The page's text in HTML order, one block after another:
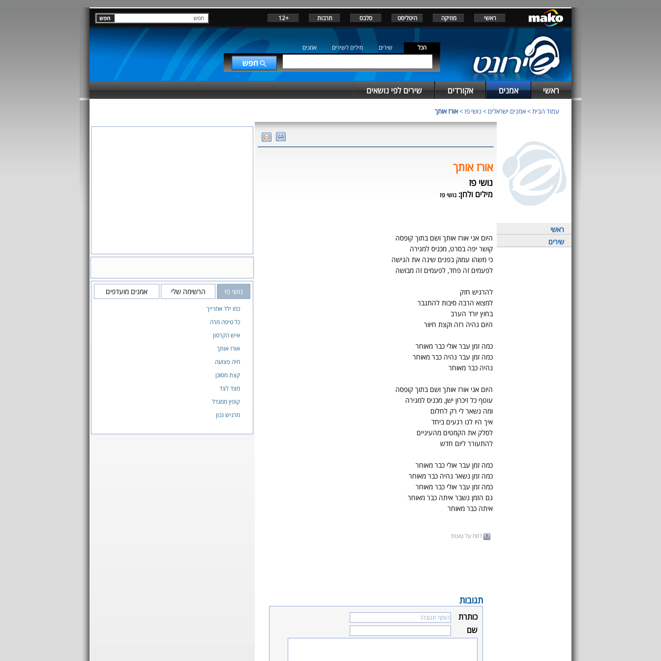
ראשי מוזיקה היטליסט סלבס תרבות +12
הכל שירים מילים לשירים אמנים
ראשי אמנים אקורדים שירים לפי נושאים
עמוד הבית>אמנים ישראלים > נושי פז>אורז אותך
ראשי
שירים
אורז אותך
נושי פז
מילים ולחן: נושי פז
היום אני אורז אותך ושם בתוך קופסה
קושר יפה בסרט, מכניס למגירה
כי משהו עמוק בפנים שינה את הגישה
לפעמים זה פחד, לפעמים זה מבושה
להרגיש חזק
למצוא הרבה סיבות להתגבר
בחוץ יורד הערב
היום נהיה רזה וקצת חיוור
כמה זמן עבר אולי כבר מאוחר
כמה זמן עבר נהיה כבר מאוחר
נהיה כבר מאוחר
היום אני אורז אותך ושם בתוך קופסה
עוטף כל זיכרון ישן, מכניס למגירה
ומה נשאר לי רק לחלום
איך היו לנו רגעים ביחד
לסלק את הקמטים מהעיניים
להתעורר ליום חדש
כמה זמן עבר אולי כבר מאוחר
כמה זמן נשאר נהיה כבר מאוחר
כמה זמן עבר אולי כבר מאוחר
גם הזמן נשבר איתה כבר מאוחר
איתה כבר מאוחר
דווח על טעות
תגובות
כותרת
שם
נושי פז הרשימה שלי אמנים מועדפים
כמו ילד אחרייך
כל טיפה מרה
איש הקרטון
אורז אותך
חיה פצועה
קצת מסוכן
מצד לצד
קופץ ממגדל
מרגיש נכון